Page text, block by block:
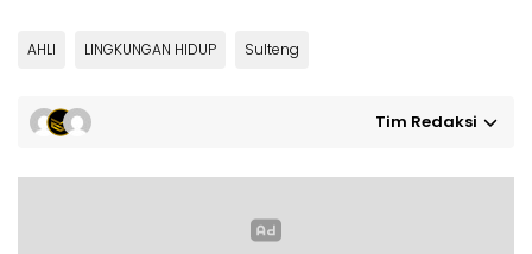
AHLI LINGKUNGAN HIDUP Sulteng
Tim Redaksi